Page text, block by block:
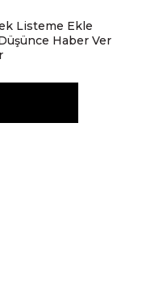
Listeme Ekle
Haber Ver